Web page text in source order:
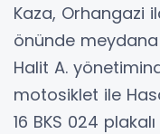
Kaza, Orhangazi
önünde
Halit A.
motosiklet ile
16 BKS 024